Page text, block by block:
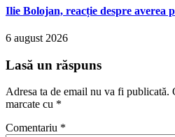
Ilie Bolojan, reacție despre averea
6 august 2026
Lasă un răspuns
Adresa ta de email nu va fi publicată.
marcate cu *
Comentariu *